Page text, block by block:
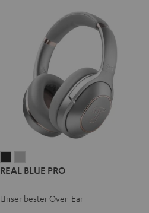
BLUE
Night
BLUE
Titanium
REAL BLUE PRO
Unser bester Over-Ear